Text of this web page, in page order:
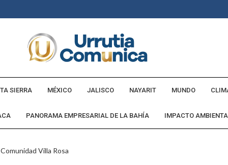
SIERRA MÉXICO JALISCO NAYARIT MUNDO
PANORAMA EMPRESARIAL DE LA BAHÍA IMPACTO
Villa Rosa